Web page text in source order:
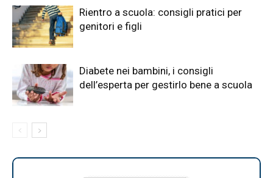
Rientro a scuola: consigli pratici per
genitori e figli
Diabete nei bambini, i consigli
dell’esperta per gestirlo bene a scuola